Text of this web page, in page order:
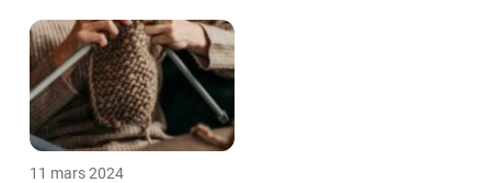
11 mars 2024